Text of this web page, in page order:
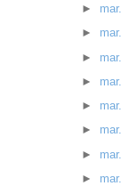
►
►
►
►
►
►
►
►